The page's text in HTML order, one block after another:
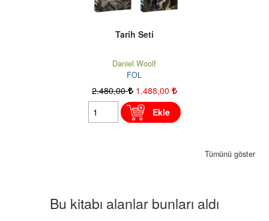
Tarih Seti
Daniel Woolf
FOL
2.480,00 1.488,00
Ekle
Tümünü göster
Bu kitabı alanlar bunları aldı